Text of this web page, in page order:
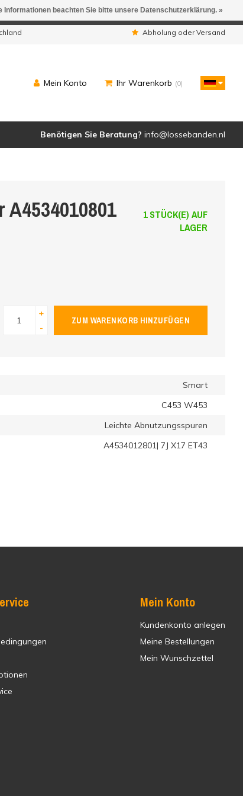
Abholung oder Versand
Mein Konto Ihr Warenkorb (0)
Benötigen Sie Beratung? info@lossebanden.nl
1 STÜCK(E) AUF
LAGER
+
-
ZUM WARENKORB HINZUFÜGEN
Smart
C453 W453
Leichte Abnutzungsspuren
A4534012801| 7J X17 ET43
Mein Konto
Kundenkonto anlegen
Meine Bestellungen
Mein Wunschzettel
Informationen beachten Sie bitte unsere Datenschutzerklärung. »
geliefert.